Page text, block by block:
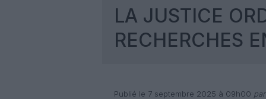
LA JUSTICE
RECHERCHES
Publié le 7 septembre 2025 à 09h00